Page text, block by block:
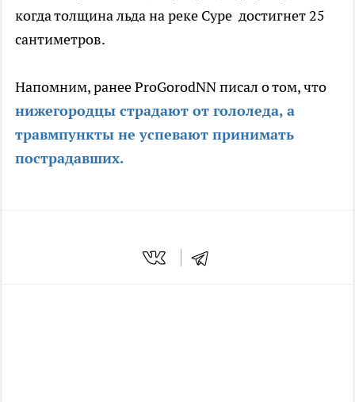
когда толщина льда на реке Суре достигнет 25
сантиметров.
Напомним, ранее ProGorodNN писал о том, что
нижегородцы страдают от гололеда, а
травмпункты не успевают принимать
пострадавших.